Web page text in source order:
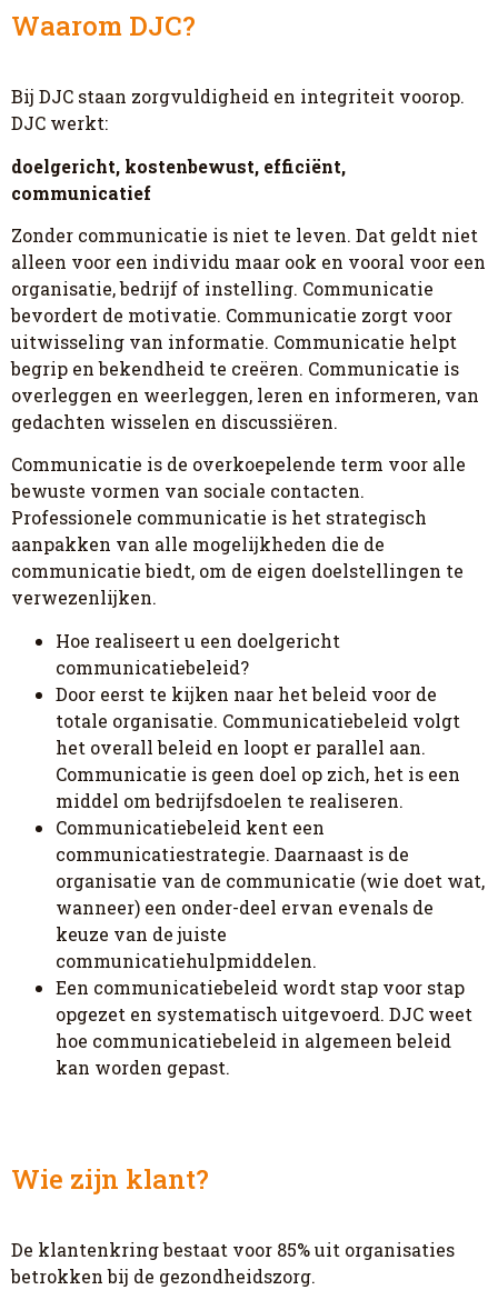
Waarom DJC?
Bij DJC staan zorgvuldigheid en integriteit voorop.
DJC werkt:
doelgericht, kostenbewust, efficiënt,
communicatief
Zonder communicatie is niet te leven. Dat geldt niet
alleen voor een individu maar ook en vooral voor een
organisatie, bedrijf of instelling. Communicatie
bevordert de motivatie. Communicatie zorgt voor
uitwisseling van informatie. Communicatie helpt
begrip en bekendheid te creëren. Communicatie is
overleggen en weerleggen, leren en informeren, van
gedachten wisselen en discussiëren.
Communicatie is de overkoepelende term voor alle
bewuste vormen van sociale contacten.
Professionele communicatie is het strategisch
aanpakken van alle mogelijkheden die de
communicatie biedt, om de eigen doelstellingen te
verwezenlijken.
Hoe realiseert u een doelgericht
communicatiebeleid?
Door eerst te kijken naar het beleid voor de
totale organisatie. Communicatiebeleid volgt
het overall beleid en loopt er parallel aan.
Communicatie is geen doel op zich, het is een
middel om bedrijfsdoelen te realiseren.
Communicatiebeleid kent een
communicatiestrategie. Daarnaast is de
organisatie van de communicatie (wie doet wat,
wanneer) een onder-deel ervan evenals de
keuze van de juiste
communicatiehulpmiddelen.
Een communicatiebeleid wordt stap voor stap
opgezet en systematisch uitgevoerd. DJC weet
hoe communicatiebeleid in algemeen beleid
kan worden gepast.
Wie zijn klant?
De klantenkring bestaat voor 85% uit organisaties
betrokken bij de gezondheidszorg.